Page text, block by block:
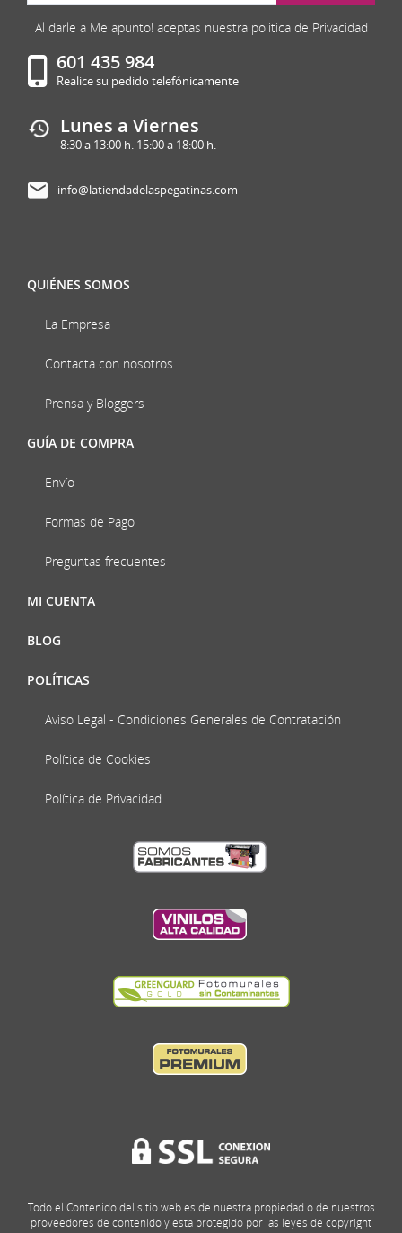
Al darle a Me apunto! aceptas nuestra politica de Privacidad
601 435 984
Realice su pedido telefónicamente
Lunes a Viernes
8:30 a 13:00 h. 15:00 a 18:00 h.
info@latiendadelaspegatinas.com
QUIÉNES SOMOS
La Empresa
Contacta con nosotros
Prensa y Bloggers
GUÍA DE COMPRA
Envío
Formas de Pago
Preguntas frecuentes
MI CUENTA
BLOG
POLÍTICAS
Aviso Legal - Condiciones Generales de Contratación
Política de Cookies
Política de Privacidad
Todo el Contenido del sitio web es de nuestra propiedad o de nuestros
proveedores de contenido y está protegido por las leyes de copyright